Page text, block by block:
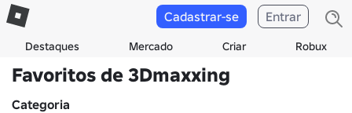
Destaques Mercado Criar Robux
Cadastrar-se Entrar
Favoritos de 3Dmaxxing
Categoria